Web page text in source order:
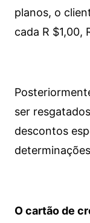
planos, o
cada R $1,00,
ser
descontos
O cartão de